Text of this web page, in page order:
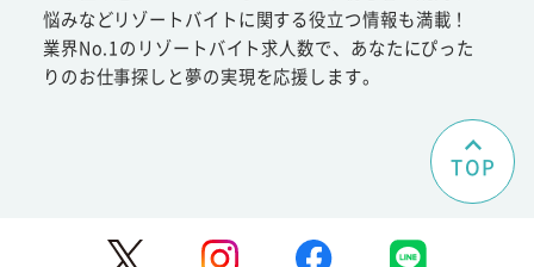
悩みなどリゾートバイトに関する役立つ情報も満載！
業界No.1のリゾートバイト求人数で、あなたにぴった
りのお仕事探しと夢の実現を応援します。
TOP